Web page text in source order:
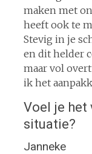
maken met
heeft ook te
Stevig in je
en dit helder
maar vol
ik het
Voel je het
situatie?
Janneke